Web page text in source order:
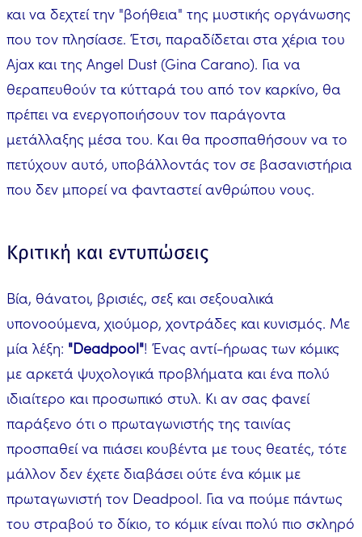
και να δεχτεί την "βοήθεια" της μυστικής οργάνωσης
που τον πλησίασε. Έτσι, παραδίδεται στα χέρια του
Ajax και της Angel Dust (Gina Carano). Για να
θεραπευθούν τα κύτταρά του από τον καρκίνο, θα
πρέπει να ενεργοποιήσουν τον παράγοντα
μετάλλαξης μέσα του. Και θα προσπαθήσουν να το
πετύχουν αυτό, υποβάλλοντάς τον σε βασανιστήρια
που δεν μπορεί να φανταστεί ανθρώπου νους.
Κριτική και εντυπώσεις
Βία, θάνατοι, βρισιές, σεξ και σεξουαλικά
υπονοούμενα, χιούμορ, χοντράδες και κυνισμός. Με
μία λέξη: "Deadpool"! Ένας αντί-ήρωας των κόμικς
με αρκετά ψυχολογικά προβλήματα και ένα πολύ
ιδιαίτερο και προσωπικό στυλ. Κι αν σας φανεί
παράξενο ότι ο πρωταγωνιστής της ταινίας
προσπαθεί να πιάσει κουβέντα με τους θεατές, τότε
μάλλον δεν έχετε διαβάσει ούτε ένα κόμικ με
πρωταγωνιστή τον Deadpool. Για να πούμε πάντως
του στραβού το δίκιο, το κόμικ είναι πολύ πιο σκληρό